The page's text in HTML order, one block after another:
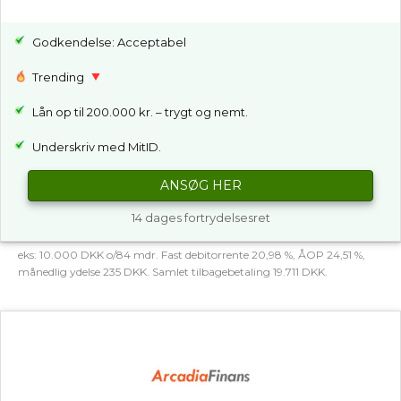
Godkendelse: Acceptabel
Trending
Lån op til 200.000 kr. – trygt og nemt.
Underskriv med MitID.
ANSØG HER
14 dages fortrydelsesret
eks: 10.000 DKK o/84 mdr. Fast debitorrente 20,98 %, ÅOP 24,51 %,
månedlig ydelse 235 DKK. Samlet tilbagebetaling 19.711 DKK.